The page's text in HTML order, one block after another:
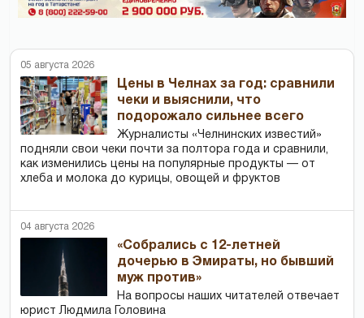
05 августа 2026
Цены в Челнах за год: сравнили
чеки и выяснили, что
подорожало сильнее всего
Журналисты «Челнинских известий»
подняли свои чеки почти за полтора года и сравнили,
как изменились цены на популярные продукты — от
хлеба и молока до курицы, овощей и фруктов
04 августа 2026
«Собрались с 12-летней
дочерью в Эмираты, но бывший
муж против»
На вопросы наших читателей отвечает
юрист Людмила Головина